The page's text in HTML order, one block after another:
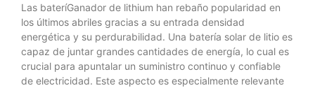
Las bateríGanador de lithium han rebaño popularidad en
los últimos abriles gracias a su entrada densidad
energética y su perdurabilidad. Una batería solar de litio es
capaz de juntar grandes cantidades de energía, lo cual es
crucial para apuntalar un suministro continuo y confiable
de electricidad. Este aspecto es especialmente relevante